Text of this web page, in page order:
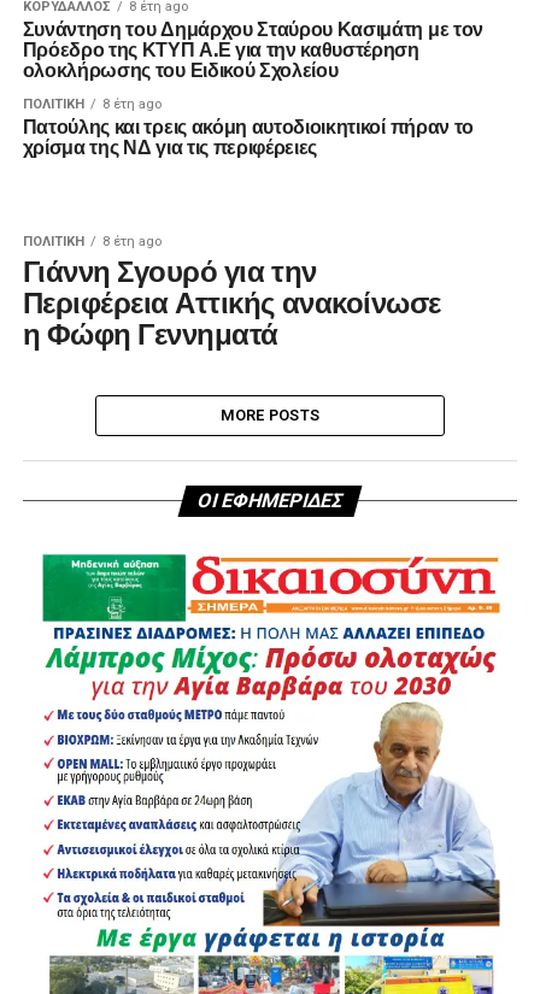
ΚΟΡΥΔΑΛΛΟΣ 8 έτη ago
Συνάντηση του Δημάρχου Σταύρου Κασιμάτη με τον
Πρόεδρο της ΚΤΥΠ Α.Ε για την καθυστέρηση
ολοκλήρωσης του Ειδικού Σχολείου
ΠΟΛΙΤΙΚΉ 8 έτη ago
Πατούλης και τρεις ακόμη αυτοδιοικητικοί πήραν το
χρίσμα της ΝΔ για τις περιφέρειες
ΠΟΛΙΤΙΚΉ 8 έτη ago
Γιάννη Σγουρό για την
Περιφέρεια Αττικής ανακοίνωσε
η Φώφη Γεννηματά
MORE POSTS
ΟΙ ΕΦΗΜΕΡΙΔΕΣ